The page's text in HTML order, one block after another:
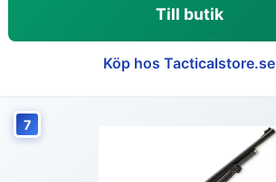
Till butik
Köp hos Tacticalstore.se
7